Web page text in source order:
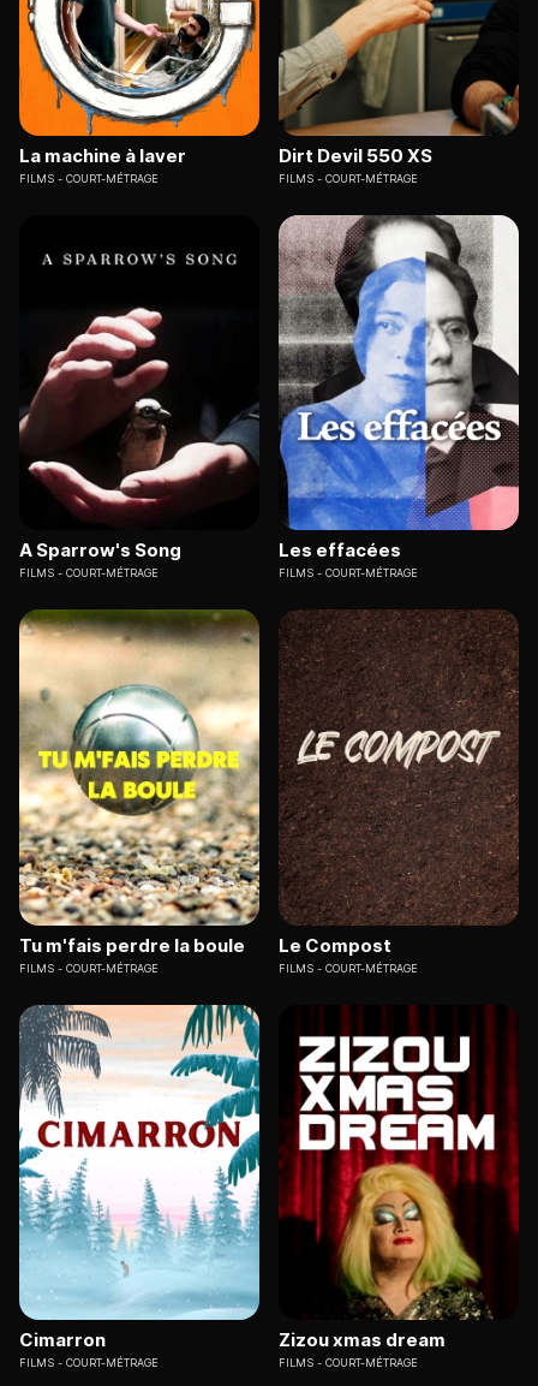
La machine à laver
FILMS COURT-MÉTRAGE
Dirt Devil 550 XS
FILMS COURT-MÉTRAGE
A Sparrow's Song
FILMS COURT-MÉTRAGE
Les effacées
FILMS COURT-MÉTRAGE
Tu m'fais perdre la boule
FILMS COURT-MÉTRAGE
Le Compost
FILMS COURT-MÉTRAGE
Cimarron
FILMS COURT-MÉTRAGE
Zizou xmas dream
FILMS COURT-MÉTRAGE